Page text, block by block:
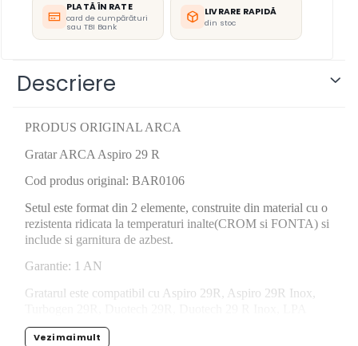
PLATĂ ÎN RATE
card de cumpărături
sau TBI Bank
LIVRARE RAPIDĂ
din stoc
Descriere
PRODUS ORIGINAL ARCA
Gratar ARCA Aspiro 29 R
Cod produs original: BAR0106
Setul este format din 2 elemente, construite din material cu o
rezistenta ridicata la temperaturi inalte(CROM si FONTA) si
include si garnitura de azbest.
Garantie: 1 AN
Gratarul este compatibil cu Aspiro 29R, Aspiro 29R Inox,
Duomatic 29R, LPA Duomatic 29R Inox
Vezi mai mult